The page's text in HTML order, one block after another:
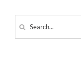
for: